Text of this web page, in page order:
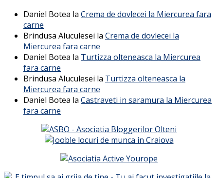
Daniel Botea la Crema de dovlecei la Miercurea fara
carne
Brindusa Aluculesei la Crema de dovlecei la
Miercurea fara carne
Daniel Botea la Turtizza olteneasca la Miercurea
fara carne
Brindusa Aluculesei la Turtizza olteneasca la
Miercurea fara carne
Daniel Botea la Castraveti in saramura la Miercurea
fara carne